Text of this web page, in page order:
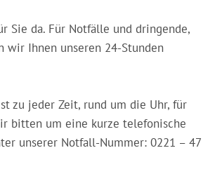
Sie da. Für Notfälle und dringende,
wir Ihnen unseren 24-Stunden
zu jeder Zeit, rund um die Uhr, für
bitten um eine kurze telefonische
unserer Notfall-Nummer: 0221 – 47